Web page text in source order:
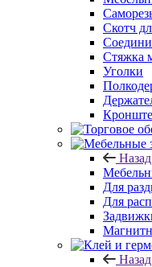
Скотч
Стяжка
Уголки
Назад
Для
Для
Назад